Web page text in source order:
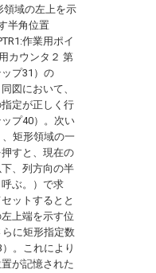
領域の左上を示
半角位置
作業用ポイ
カウンタ２ 第
プ31）の
図において、
定が正しく行
プ40）。次い
矩形領域の一
すと、現在の
、列方向の半
ぶ。）で求
ットするとと
上端を示す位
に矩形指定数
。これにより
が記憶された